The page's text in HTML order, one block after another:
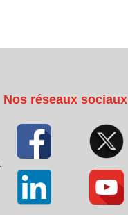
Nos réseaux sociaux